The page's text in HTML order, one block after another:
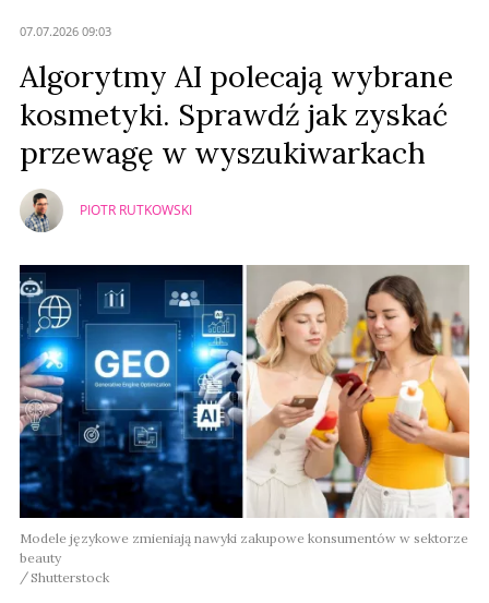
07.07.2026 09:03
Algorytmy AI polecają wybrane
kosmetyki. Sprawdź jak zyskać
przewagę w wyszukiwarkach
PIOTR RUTKOWSKI
Modele językowe zmieniają nawyki zakupowe konsumentów w sektorze
beauty
Shutterstock